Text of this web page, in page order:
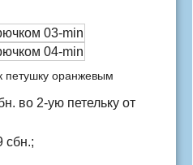
петушку оранжевым
во 2-ую петельку от
сбн.;